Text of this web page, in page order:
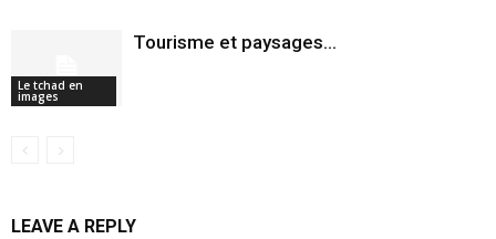
Le tchad en
images
Tourisme et paysages…
LEAVE A REPLY